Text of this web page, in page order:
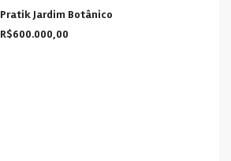
Pratik Jardim Botânico
R$600.000,00